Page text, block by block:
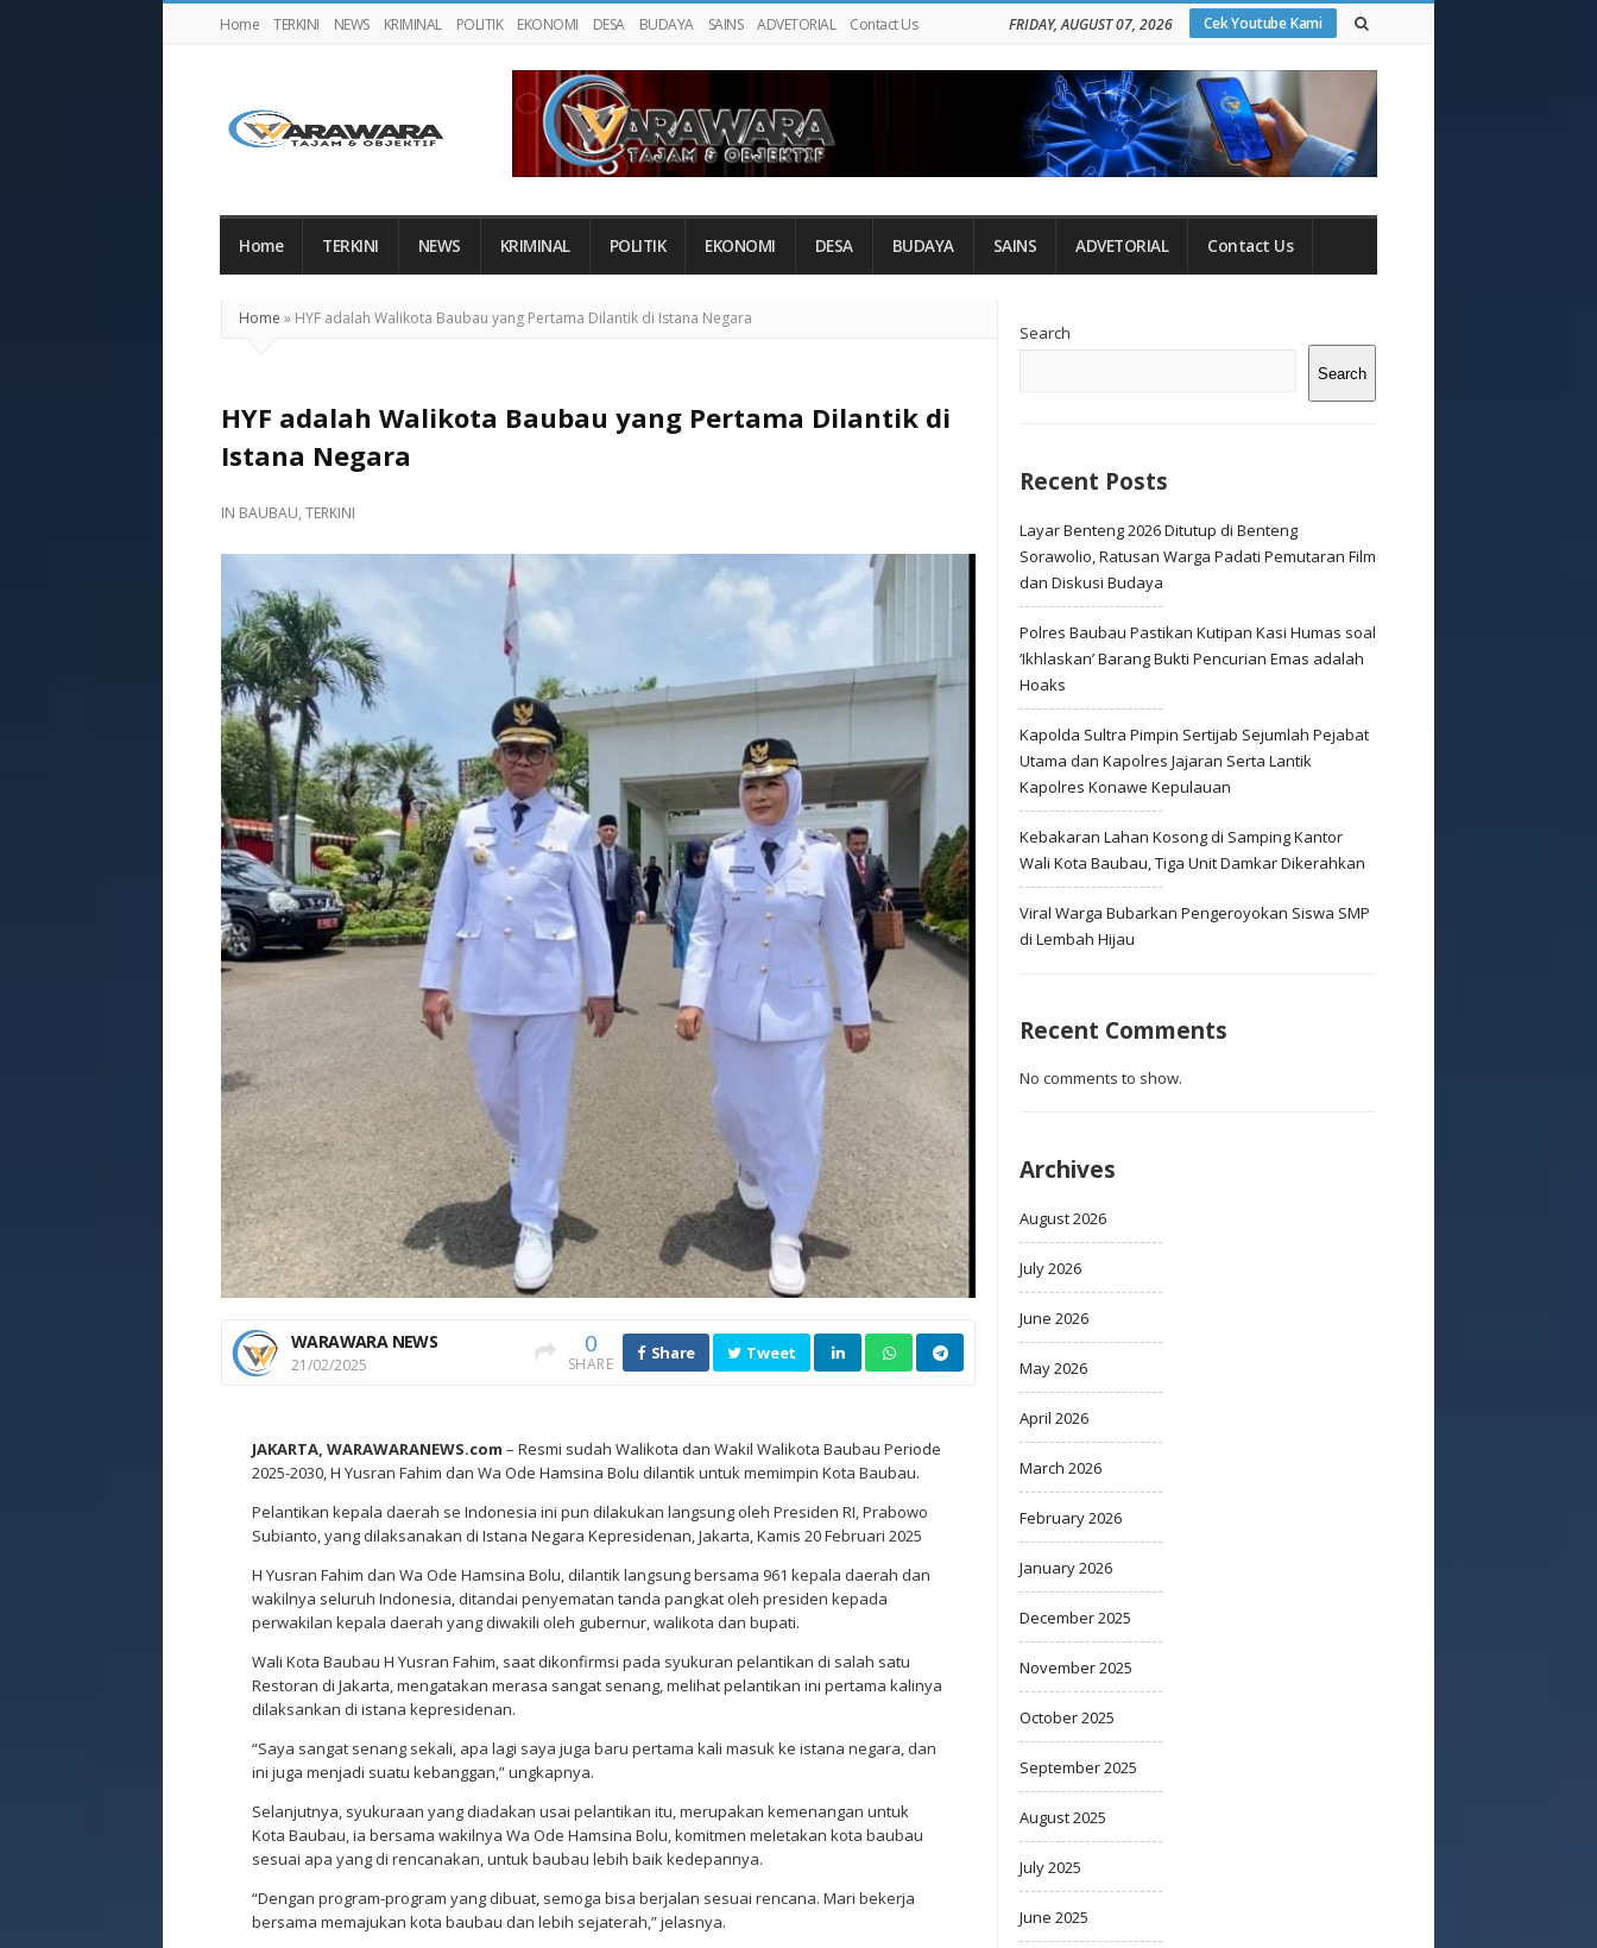
Home TERKINI NEWS KRIMINAL POLITIK EKONOMI DESA BUDAYA SAINS ADVETORIAL Contact Us Cek Youtube Kami
FRIDAY, AUGUST 07, 2026
Home TERKINI NEWS KRIMINAL POLITIK EKONOMI DESA BUDAYA SAINS ADVETORIAL Contact Us
Home » HYF adalah Walikota Baubau yang Pertama Dilantik di Istana Negara
HYF adalah Walikota Baubau yang Pertama Dilantik di
Istana Negara
IN BAUBAU, TERKINI
WARAWARA NEWS
21/02/2025
0
SHARE
Share Tweet
JAKARTA, WARAWARANEWS.com – Resmi sudah Walikota dan Wakil Walikota Baubau Periode
2025-2030, H Yusran Fahim dan Wa Ode Hamsina Bolu dilantik untuk memimpin Kota Baubau.
Pelantikan kepala daerah se Indonesia ini pun dilakukan langsung oleh Presiden RI, Prabowo
Subianto, yang dilaksanakan di Istana Negara Kepresidenan, Jakarta, Kamis 20 Februari 2025
H Yusran Fahim dan Wa Ode Hamsina Bolu, dilantik langsung bersama 961 kepala daerah dan
wakilnya seluruh Indonesia, ditandai penyematan tanda pangkat oleh presiden kepada
perwakilan kepala daerah yang diwakili oleh gubernur, walikota dan bupati.
Wali Kota Baubau H Yusran Fahim, saat dikonfirmsi pada syukuran pelantikan di salah satu
Restoran di Jakarta, mengatakan merasa sangat senang, melihat pelantikan ini pertama kalinya
dilaksankan di istana kepresidenan.
“Saya sangat senang sekali, apa lagi saya juga baru pertama kali masuk ke istana negara, dan
ini juga menjadi suatu kebanggan,” ungkapnya.
Selanjutnya, syukuraan yang diadakan usai pelantikan itu, merupakan kemenangan untuk
Kota Baubau, ia bersama wakilnya Wa Ode Hamsina Bolu, komitmen meletakan kota baubau
sesuai apa yang di rencanakan, untuk baubau lebih baik kedepannya.
“Dengan program-program yang dibuat, semoga bisa berjalan sesuai rencana. Mari bekerja
bersama memajukan kota baubau dan lebih sejaterah,” jelasnya.
Sidebar
Search
Search
Recent Posts
Layar Benteng 2026 Ditutup di Benteng
Sorawolio, Ratusan Warga Padati Pemutaran Film
dan Diskusi Budaya
Polres Baubau Pastikan Kutipan Kasi Humas soal
‘Ikhlaskan’ Barang Bukti Pencurian Emas adalah
Hoaks
Kapolda Sultra Pimpin Sertijab Sejumlah Pejabat
Utama dan Kapolres Jajaran Serta Lantik
Kapolres Konawe Kepulauan
Kebakaran Lahan Kosong di Samping Kantor
Wali Kota Baubau, Tiga Unit Damkar Dikerahkan
Viral Warga Bubarkan Pengeroyokan Siswa SMP
di Lembah Hijau
Recent Comments
No comments to show.
Archives
August 2026
July 2026
June 2026
May 2026
April 2026
March 2026
February 2026
January 2026
December 2025
November 2025
October 2025
September 2025
August 2025
July 2025
June 2025